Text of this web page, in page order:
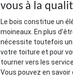
vous à la
Le bois constitue un
moineaux. En plus
nécessite toutefois un
votre toiture et pour
tourner vers les
Vous pouvez en